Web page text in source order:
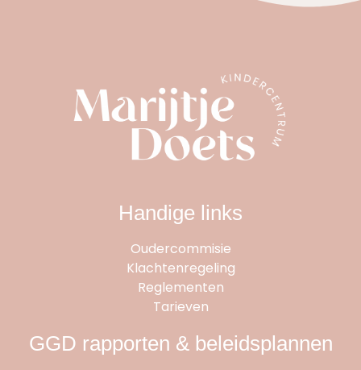
Handige links
Oudercommisie
Klachtenregeling
Reglementen
Tarieven
GGD rapporten & beleidsplannen